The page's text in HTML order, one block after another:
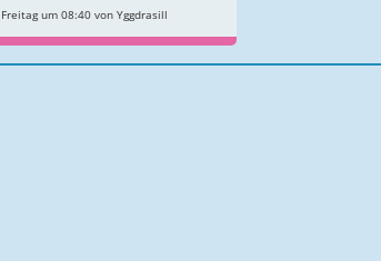
Freitag um 08:40 von Yggdrasill